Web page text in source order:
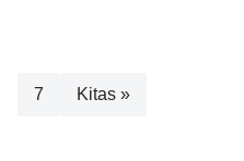
7 Kitas »